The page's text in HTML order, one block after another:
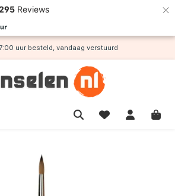
Reviews ×
uur besteld, vandaag verstuurd